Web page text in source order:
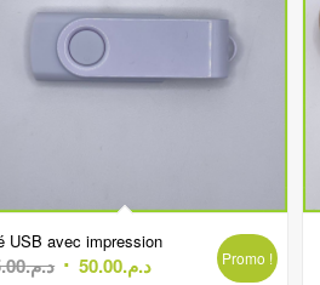
USB avec impression
د.م. Le
د.م.50.00
Le
Promo !